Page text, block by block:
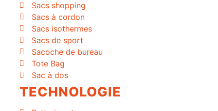
Sacs shopping
Sacs à cordon
Sacs isothermes
Sacs de sport
Sacoche de bureau
Tote Bag
Sac à dos
TECHNOLOGIE